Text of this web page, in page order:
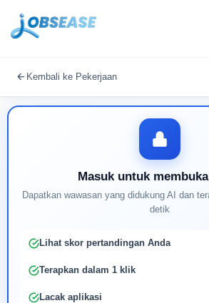
Kembali ke Pekerjaan
Masuk untuk
Dapatkan wawasan yang didukung AI dan
detik
Lihat skor pertandingan Anda
Terapkan dalam 1 klik
Lacak aplikasi
Buat profil Anda untuk membuka kunci